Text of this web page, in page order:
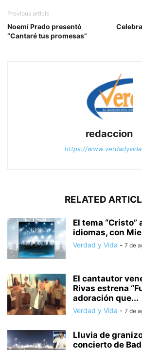
Previous article
Noemí Prado presentó
“Cantaré tus promesas”
redaccion
https://
RELATED
El tema “Cristo”
idiomas, con
Verdad y Vida - 7 de
El cantautor
Rivas estrena
adoración que...
Verdad y Vida - 7 de
Lluvia de
concierto de